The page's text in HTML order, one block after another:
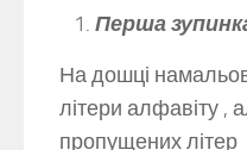
Перша
На дошці
літери алфавіту ,
пропущених літер